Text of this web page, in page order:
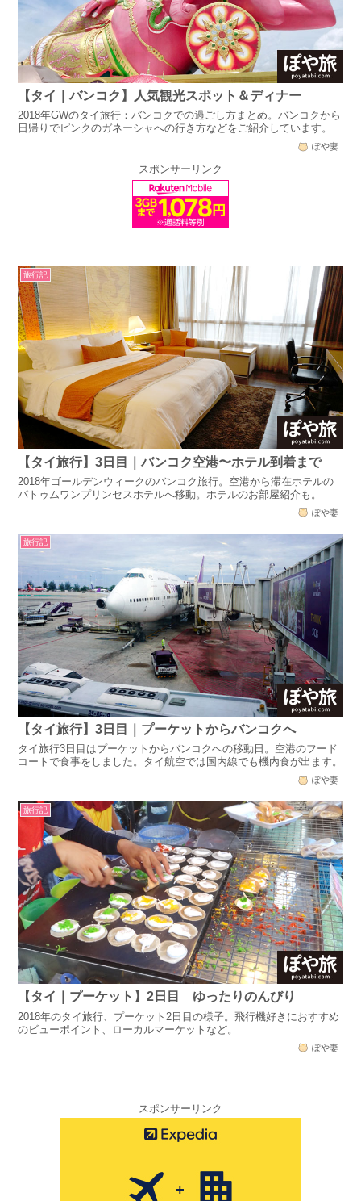
【タイ｜バンコク】人気観光スポット＆ディナー
2018年GWのタイ旅行：バンコクでの過ごし方まとめ。バンコクから
日帰りでピンクのガネーシャへの行き方などをご紹介しています。
ぽや妻
スポンサーリンク
旅行記
【タイ旅行】3日目｜バンコク空港〜ホテル到着まで
2018年ゴールデンウィークのバンコク旅行。空港から滞在ホテルの
パトゥムワンプリンセスホテルへ移動。ホテルのお部屋紹介も。
ぽや妻
旅行記
【タイ旅行】3日目｜プーケットからバンコクへ
タイ旅行3日目はプーケットからバンコクへの移動日。空港のフード
コートで食事をしました。タイ航空では国内線でも機内食が出ます。
ぽや妻
旅行記
【タイ｜プーケット】2日目 ゆったりのんびり
2018年のタイ旅行、プーケット2日目の様子。飛行機好きにおすすめ
のビューポイント、ローカルマーケットなど。
ぽや妻
スポンサーリンク